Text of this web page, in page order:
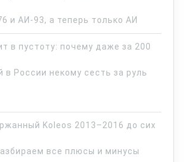
и АИ-93, а теперь только АИ
в пустоту: почему даже за 200
в России некому сесть за руль
Koleos 2013–2016 до сих
все плюсы и минусы